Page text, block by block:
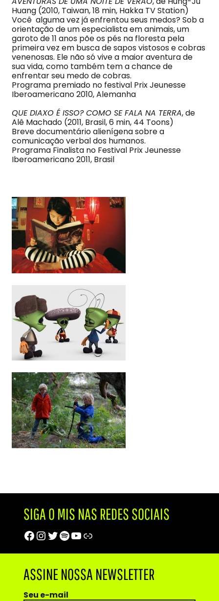
Huang (2010, Taiwan, 18 min, Hakka TV Station)
Você alguma vez já enfrentou seus medos? Sob a
orientação de um especialista em animais, um
garoto de 11 anos põe os pés na floresta pela
primeira vez em busca de sapos vistosos e cobras
venenosas. Ele não só vive a maior aventura de
sua vida, como também tem a chance de
enfrentar seu medo de cobras.
Programa premiado no festival Prix Jeunesse
Iberoamericano 2010, Alemanha
QUE DIAXO É ISSO? COMO SE FALA NA TERRA, de
Alê Machado (2011, Brasil, 6 min, 44 Toons)
Breve documentário alienígena sobre a
comunicação verbal dos humanos.
Programa Finalista no Festival Prix Jeunesse
Iberoamericano 2011, Brasil
SIGA O MIS NAS REDES SOCIAIS
Facebook
Instagram
Twitter
Spotify
Youtube
Trip Advisor
ASSINE NOSSA NEWSLETTER
Seu e-mail